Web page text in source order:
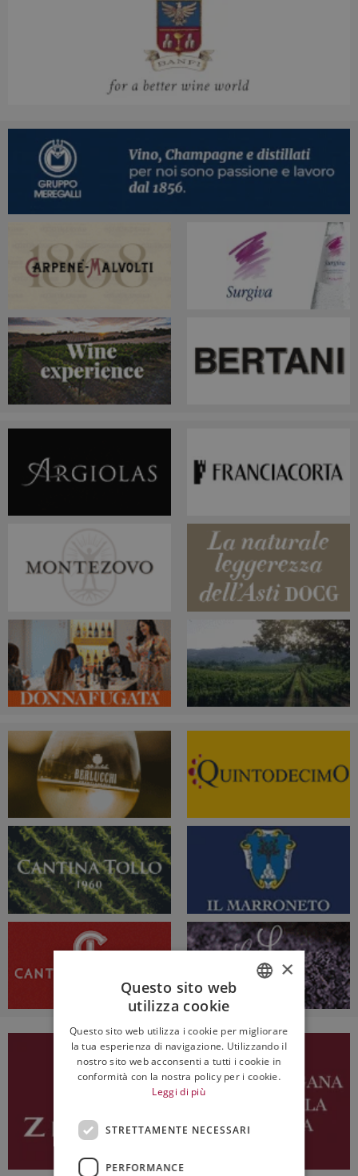
ENGLISH
×
Questo sito web
utilizza cookie
Questo sito web utilizza i cookie per migliorare
la tua esperienza di navigazione. Utilizzando il
nostro sito web acconsenti a tutti i cookie in
conformità con la nostra policy per i cookie.
Leggi di più
STRETTAMENTE NECESSARI
PERFORMANCE